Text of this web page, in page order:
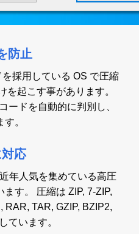
防止
採用している OS で圧縮
を起こす事があります。
ードを自動的に判別し、
。
応
年人気を集めている高圧
す。 圧縮は ZIP, 7-ZIP,
RAR, TAR, GZIP, BZIP2,
ています。